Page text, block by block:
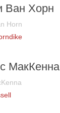
Ван Хорн
Horn
МакКенна